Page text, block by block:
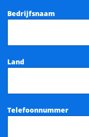
Bedrijfsnaam
Land
Telefoonnummer